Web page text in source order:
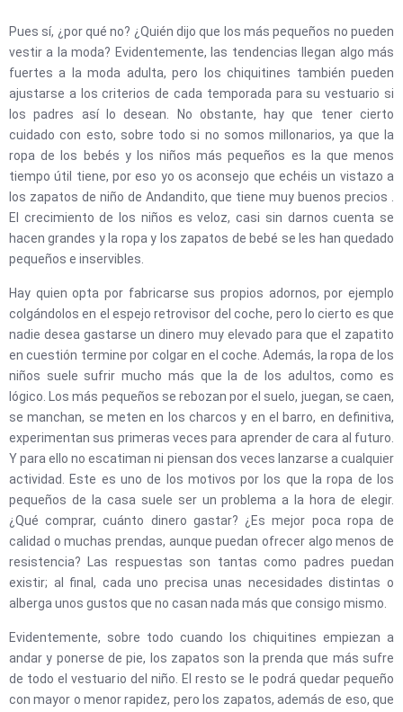
Pues sí, ¿por qué no? ¿Quién dijo que los más pequeños no pueden
vestir a la moda? Evidentemente, las tendencias llegan algo más
fuertes a la moda adulta, pero los chiquitines también pueden
ajustarse a los criterios de cada temporada para su vestuario si
los padres así lo desean. No obstante, hay que tener cierto
cuidado con esto, sobre todo si no somos millonarios, ya que la
ropa de los bebés y los niños más pequeños es la que menos
tiempo útil tiene, por eso yo os aconsejo que echéis un vistazo a
los zapatos de niño de Andandito, que tiene muy buenos precios .
El crecimiento de los niños es veloz, casi sin darnos cuenta se
hacen grandes y la ropa y los zapatos de bebé se les han quedado
pequeños e inservibles.
Hay quien opta por fabricarse sus propios adornos, por ejemplo
colgándolos en el espejo retrovisor del coche, pero lo cierto es que
nadie desea gastarse un dinero muy elevado para que el zapatito
en cuestión termine por colgar en el coche. Además, la ropa de los
niños suele sufrir mucho más que la de los adultos, como es
lógico. Los más pequeños se rebozan por el suelo, juegan, se caen,
se manchan, se meten en los charcos y en el barro, en definitiva,
experimentan sus primeras veces para aprender de cara al futuro.
Y para ello no escatiman ni piensan dos veces lanzarse a cualquier
actividad. Este es uno de los motivos por los que la ropa de los
pequeños de la casa suele ser un problema a la hora de elegir.
¿Qué comprar, cuánto dinero gastar? ¿Es mejor poca ropa de
calidad o muchas prendas, aunque puedan ofrecer algo menos de
resistencia? Las respuestas son tantas como padres puedan
existir; al final, cada uno precisa unas necesidades distintas o
alberga unos gustos que no casan nada más que consigo mismo.
Evidentemente, sobre todo cuando los chiquitines empiezan a
andar y ponerse de pie, los zapatos son la prenda que más sufre
de todo el vestuario del niño. El resto se le podrá quedar pequeño
con mayor o menor rapidez, pero los zapatos, además de eso, que